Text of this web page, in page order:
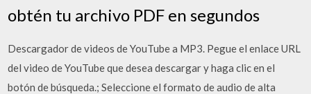
obtén tu archivo PDF en segundos
Descargador de videos de YouTube a MP3. Pegue el enlace URL
del video de YouTube que desea descargar y haga clic en el
botón de búsqueda.; Seleccione el formato de audio de alta